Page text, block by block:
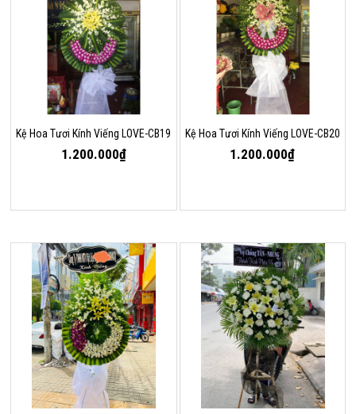
Kệ Hoa Tươi Kính Viếng LOVE-CB19
1.200.000₫
Kệ Hoa Tươi Kính Viếng LOVE-CB20
1.200.000₫